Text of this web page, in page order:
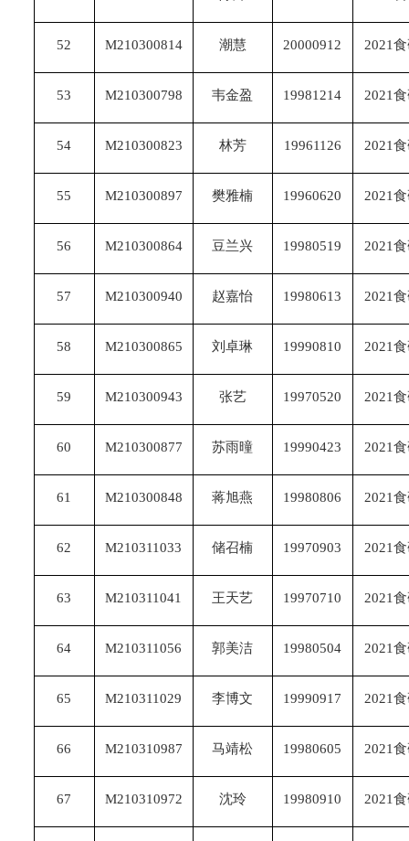
52 M210300814 潮慧 20000912 2021
53 M210300798 韦金盈 19981214 2021
54 M210300823 林芳 19961126 2021
55 M210300897 樊雅楠 19960620 2021
56 M210300864 豆兰兴 19980519 2021
57 M210300940 赵嘉怡 19980613 2021
58 M210300865 刘卓琳 19990810 2021
59 M210300943 张艺 19970520 2021
60 M210300877 苏雨曈 19990423 2021
61 M210300848 蒋旭燕 19980806 2021
62 M210311033 储召楠 19970903 2021
63 M210311041 王天艺 19970710 2021
64 M210311056 郭美洁 19980504 2021
65 M210311029 李博文 19990917 2021
66 M210310987 马靖松 19980605 2021
67 M210310972 沈玲 19980910 2021